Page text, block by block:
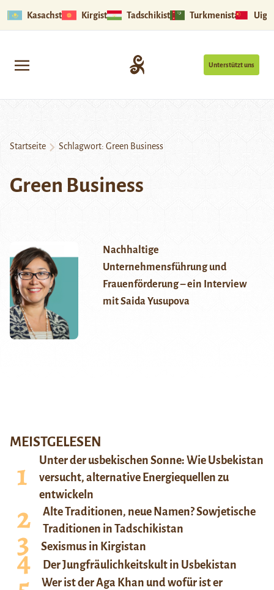
Kasachstan Kirgistan Tadschikistan Turkmenistan
Unterstützt uns
Startseite Schlagwort: Green Business
Green Business
Nachhaltige
Unternehmensführung und
Frauenförderung – ein Interview
mit Saida Yusupova
MEISTGELESEN
Unter der usbekischen Sonne: Wie Usbekistan
versucht, alternative Energiequellen zu
entwickeln
Alte Traditionen, neue Namen? Sowjetische
Traditionen in Tadschikistan
Sexismus in Kirgistan
Der Jungfräulichkeitskult in Usbekistan
Wer ist der Aga Khan und wofür ist er